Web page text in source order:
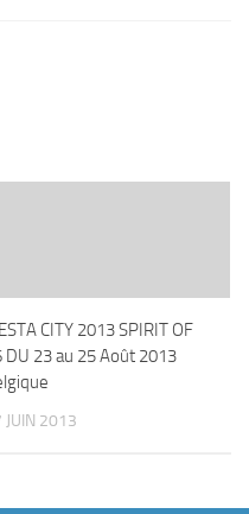
CITY 2013 SPIRIT OF
DU 23 au 25 Août 2013
JUIN 2013